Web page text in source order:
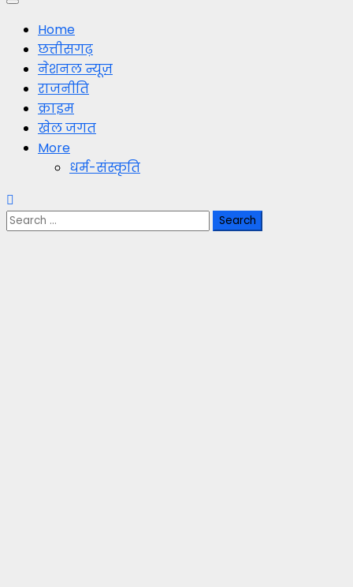
Primary
MenuHome
छत्तीसगढ़
नेशनल न्यूज़
राजनीति
क्राइम
खेल जगत
More
धर्म-संस्कृति
Search